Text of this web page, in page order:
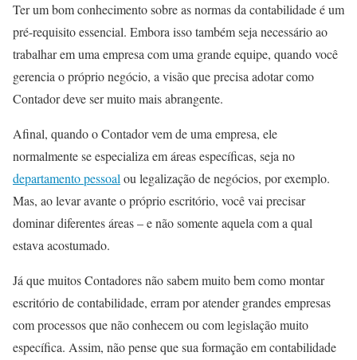
Ter um bom conhecimento sobre as normas da contabilidade é um
pré-requisito essencial. Embora isso também seja necessário ao
trabalhar em uma empresa com uma grande equipe, quando você
gerencia o próprio negócio, a visão que precisa adotar como
Contador deve ser muito mais abrangente.
Afinal, quando o Contador vem de uma empresa, ele
normalmente se especializa em áreas específicas, seja no
departamento pessoal ou legalização de negócios, por exemplo.
Mas, ao levar avante o próprio escritório, você vai precisar
dominar diferentes áreas – e não somente aquela com a qual
estava acostumado.
Já que muitos Contadores não sabem muito bem como montar
escritório de contabilidade, erram por atender grandes empresas
com processos que não conhecem ou com legislação muito
específica. Assim, não pense que sua formação em contabilidade